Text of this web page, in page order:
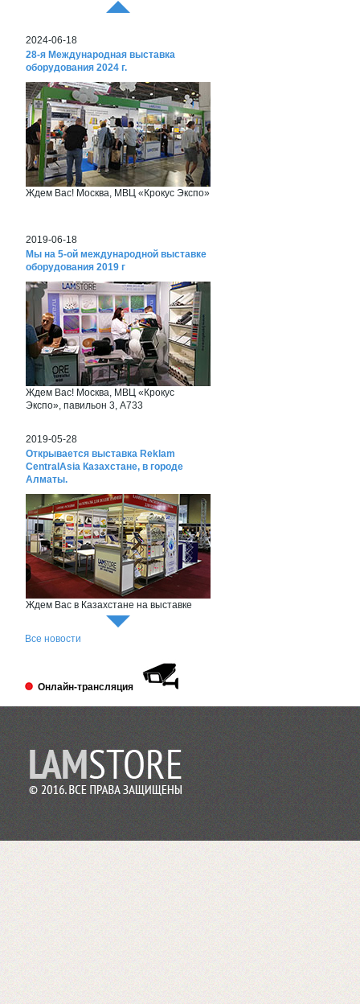
хороших клиентов!
2024-06-18
28-я Международная выставка
оборудования 2024 г.
Ждем Вас! Москва, МВЦ «Крокус Экспо»
2019-06-18
Мы на 5-ой международной выставке
оборудования 2019 г
Ждем Вас! Москва, МВЦ «Крокус
Экспо», павильон 3, А733
2019-05-28
Открывается выставка Reklam
CentralAsia Казахстане, в городе
Алматы.
Ждем Вас в Казахстане на выставке
Reklam CentralAsia
2018-06-26
Ждем Вас в павильоне №3 Зал №14
2018-01-24
Все новости
Онлайн-трансляция